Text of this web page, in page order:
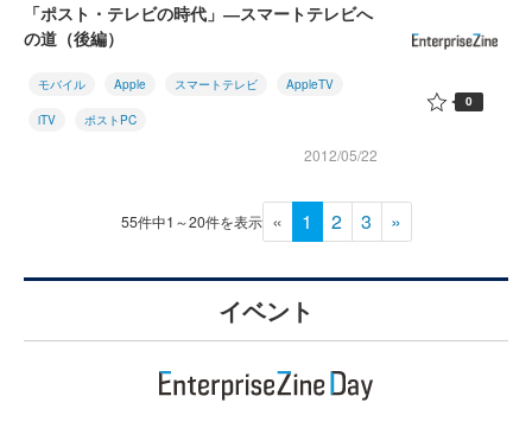
「ポスト・テレビの時代」―スマートテレビへ
の道（後編）
モバイル Apple スマートテレビ AppleTV
iTV ポストPC
2012/05/22
0
55件中1～20件を表示 « 1 2 3 »
イベント